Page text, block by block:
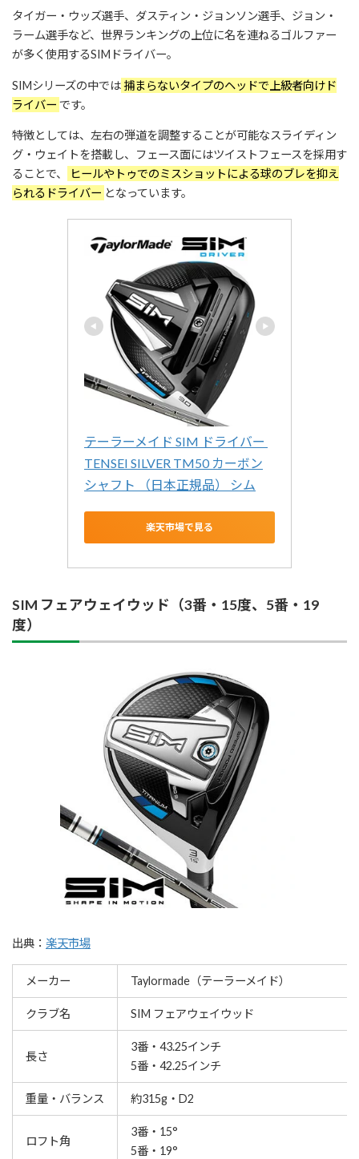
タイガー・ウッズ選手、ダスティン・ジョンソン選手、ジョン・
ラーム選手など、世界ランキングの上位に名を連ねるゴルファー
が多く使用するSIMドライバー。
SIMシリーズの中では捕まらないタイプのヘッドで上級者向けド
ライバー です。
特徴としては、左右の弾道を調整することが可能なスライディン
グ・ウェイトを搭載し、フェース面にはツイストフェースを採用す
ることで、
ヒールやトゥでのミスショットによる球のブレを抑え
られるドライバー となっています。
テーラーメイド SIM ドライバー
TENSEI SILVER TM50 カーボン
シャフト （日本正規品） シム
楽天市場で見る
SIM フェアウェイウッド（3番・15度、5番・19
度）
出典： 楽天市場
メーカー Taylormade（テーラーメイド）
クラブ名 SIM フェアウェイウッド
長さ
3番・43.25インチ
5番・42.25インチ
重量・バランス 約315g・D2
ロフト角
3番・15°
5番・19°